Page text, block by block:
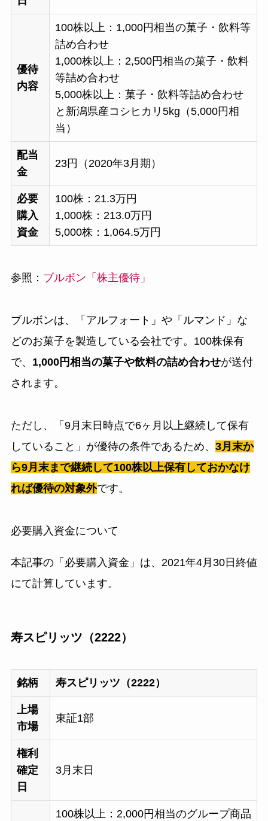
優待
内容
100株以上：1,000円相当の菓子・飲料等
詰め合わせ
1,000株以上：2,500円相当の菓子・飲料
等詰め合わせ
5,000株以上：菓子・飲料等詰め合わせ
と新潟県産コシヒカリ5kg（5,000円相
当）
配当
金
23円（2020年3月期）
必要
購入
資金
100株：21.3万円
1,000株：213.0万円
5,000株：1,064.5万円
参照： ブルボン「株主優待」
ブルボンは、「アルフォート」や「ルマンド」な
どのお菓子を製造している会社です。100株保有
で、 1,000円相当の菓子や飲料の詰め合わせが送付
されます。
ただし、「9月末日時点で6ヶ月以上継続して保有
していること」が優待の条件であるため、 3月末か
ら9月末まで継続して100株以上保有しておかなけ
れば優待の対象外です。
必要購入資金について
本記事の「必要購入資金」は、2021年4月30日終値
にて計算しています。
寿スピリッツ（2222）
銘柄 寿スピリッツ（2222）
上場
市場
東証1部
権利
確定
日
3月末日
100株以上：2,000円相当のグループ商品